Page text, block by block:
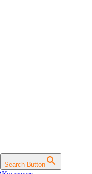
Search Button